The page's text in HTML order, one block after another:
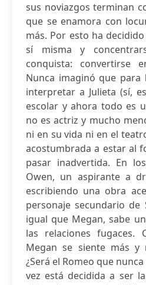
sus noviazgos terminan
que se enamora con
más. Por esto ha
sí misma y
conquista: convertirse
Nunca imaginó que
interpretar a Julieta (sí,
escolar y ahora todo es
no es actriz y mucho
ni en su vida ni en el
acostumbrada a estar al
pasar inadvertida. En
Owen, un aspirante a
escribiendo una obra
personaje secundario de
igual que Megan, sabe
las relaciones fugaces.
Megan se siente más y
¿Será el Romeo que
vez está decidida a ser